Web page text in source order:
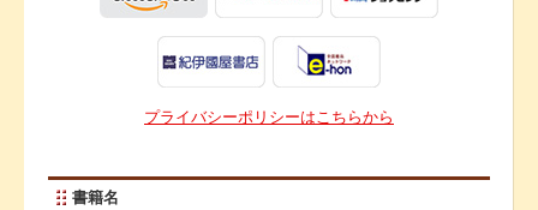
プライバシーポリシーはこちらから
書籍名